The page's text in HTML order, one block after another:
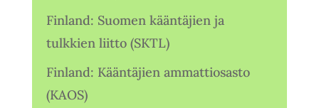
Finland: Suomen kääntäjien ja
tulkkien liitto (SKTL)
Finland: Kääntäjien ammattiosasto
(KAOS)